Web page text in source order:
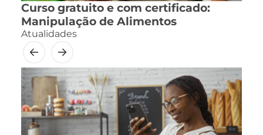
Curso gratuito e com certificado:
Manipulação de Alimentos
Atualidades